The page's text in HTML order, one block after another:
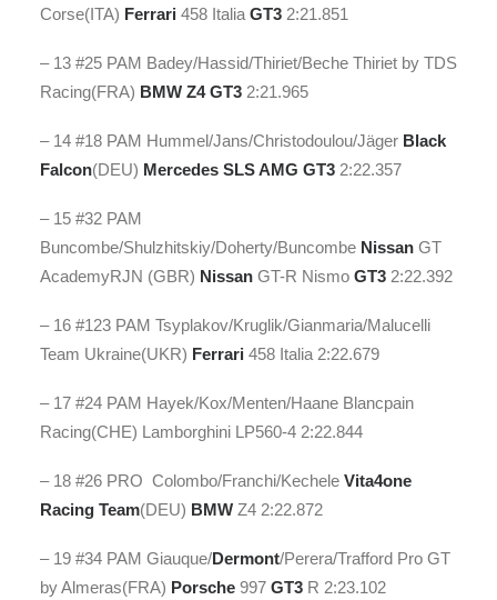
Corse(ITA) Ferrari 458 ItaliaGT3 2:21.851
– 13 #25 PAM Badey/Hassid/Thiriet/Beche Thiriet by TDS
Racing(FRA) BMW Z4 GT3 2:21.965
– 14 #18 PAM Hummel/Jans/Christodoulou/Jäger Black
Falcon(DEU) Mercedes SLS AMG GT3 2:22.357
– 15 #32 PAM
Buncombe/Shulzhitskiy/Doherty/Buncombe Nissan GT
AcademyRJN (GBR) Nissan GT-R Nismo GT3 2:22.392
– 16 #123 PAM Tsyplakov/Kruglik/Gianmaria/Malucelli
Team Ukraine(UKR) Ferrari 458 Italia 2:22.679
– 17 #24 PAM Hayek/Kox/Menten/Haane Blancpain
Racing(CHE) Lamborghini LP560-4 2:22.844
– 18 #26 PRO Colombo/Franchi/Kechele Vita4one
Racing Team(DEU) BMW Z4 2:22.872
– 19 #34 PAM Giauque/Dermont/Perera/Trafford Pro GT
by Almeras(FRA) Porsche 997 GT3 R 2:23.102